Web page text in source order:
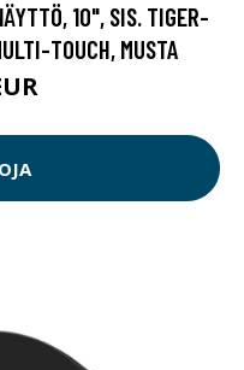
10", SIS. TIGER-
TOUCH, MUSTA